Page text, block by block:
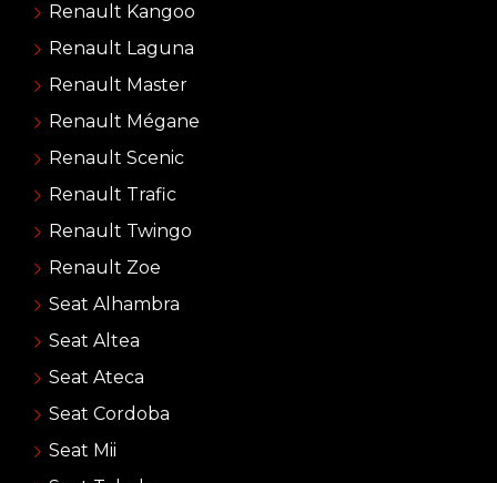
Renault Kangoo
Renault Laguna
Renault Master
Renault Mégane
Renault Scenic
Renault Trafic
Renault Twingo
Renault Zoe
Seat Alhambra
Seat Altea
Seat Ateca
Seat Cordoba
Seat Mii